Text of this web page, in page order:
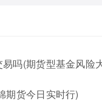
吗(期货型基金风险
期货今日实时行)